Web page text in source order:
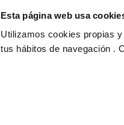
Esta página web usa
Utilizamos cookies propias
tus hábitos de navegación .